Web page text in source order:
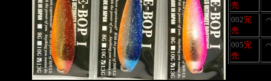
売
002完
売
005完
売